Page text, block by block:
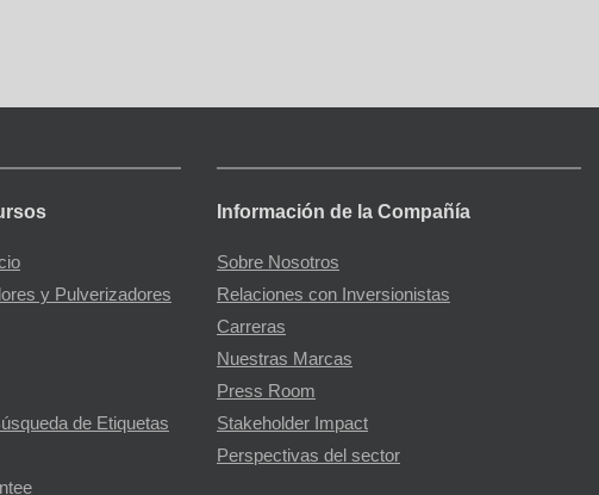
y Pulverizadores
de Etiquetas
Información de la Compañía
Sobre Nosotros
Relaciones con Inversionistas
Carreras
Nuestras Marcas
Press Room
Stakeholder Impact
Perspectivas del sector